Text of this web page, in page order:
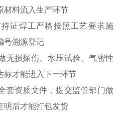
材料流入生产环节
证焊工严格按照工艺要求施
号溯源登记
无损探伤、水压试验、气密性
标才能进入下一环节
套资质文件，提交监管部门做
明后才能打包发货